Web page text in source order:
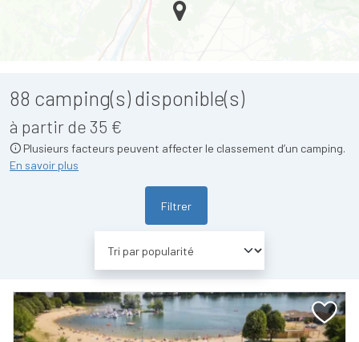
88 camping(s) disponible(s)
à partir de 35 €
Plusieurs facteurs peuvent affecter le classement d’un camping.
En savoir plus
Filtrer